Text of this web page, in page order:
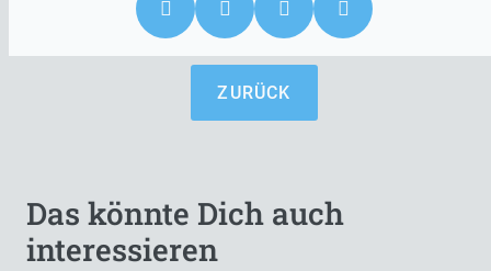
ZURÜCK
Das könnte Dich auch
interessieren